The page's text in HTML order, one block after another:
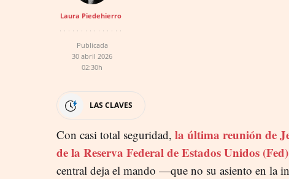
Laura Piedehierro
Publicada
30 abril 2026
02:30h
LAS CLAVES
Con casi total seguridad, la última reunión de
de la Reserva Federal de Estados Unidos
central deja el mando —que no su asiento en la